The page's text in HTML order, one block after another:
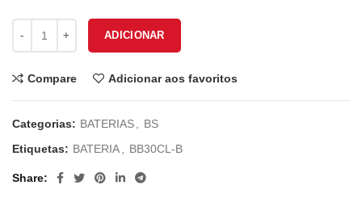
ADICIONAR
Compare Adicionar aos favoritos
Categorias: BATERIAS
BS
Etiquetas: BATERIA BB30CL-B
Share